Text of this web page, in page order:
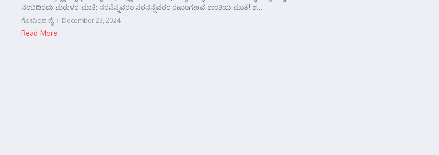
ನಂಬದಿರದು ಮರುಳರ ಮಾತೆ: ನರನೆನ್ನವರಂ ನರನನ್ನೆವರಂ ರಣಾಂಗಣವೆ ಶಾಂತಿಯ ಮಾತೆ! ಶ...
ಗೋವಿಂದ ಪೈ December 23, 2024
Read More